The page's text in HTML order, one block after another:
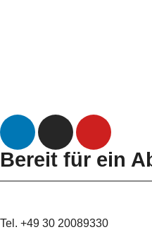
Bereit für ein
Tel. +49 30 20089330